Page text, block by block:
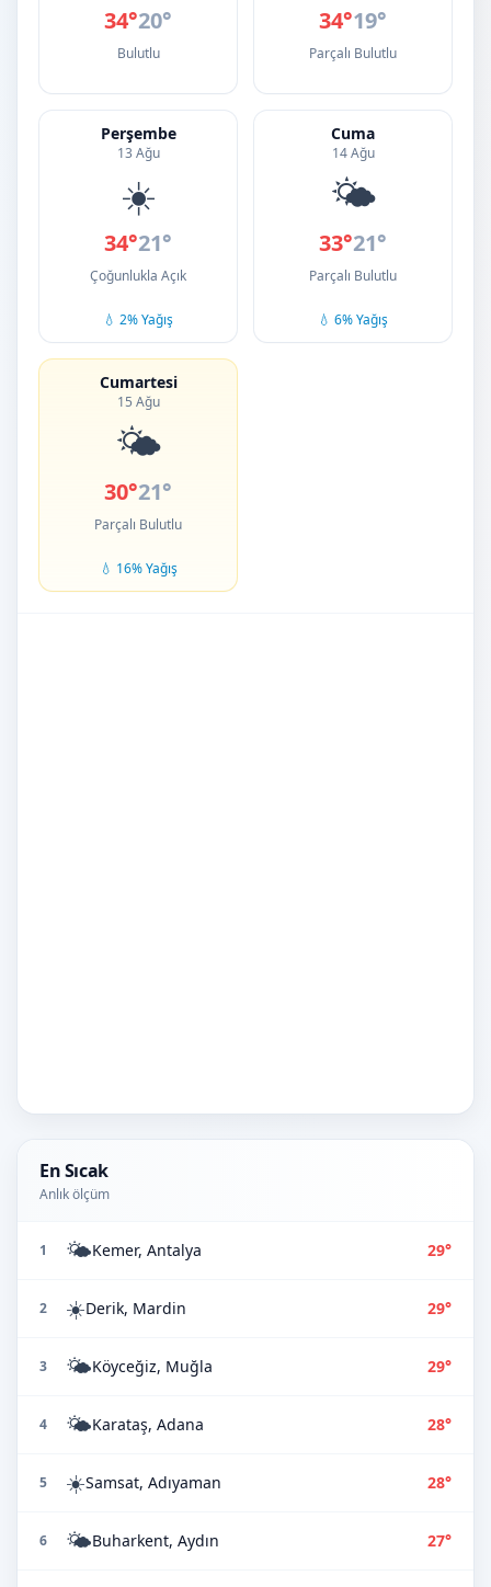
34°20°
Bulutlu
34°19°
Parçalı Bulutlu
Perşembe
13 Ağu
☀️
34°21°
Çoğunlukla Açık
💧 2% Yağış
Cuma
14 Ağu
🌤️
33°21°
Parçalı Bulutlu
💧 6% Yağış
Cumartesi
15 Ağu
🌤️
30°21°
Parçalı Bulutlu
💧 16% Yağış
En Sıcak
Anlık ölçüm
1 🌤️Kemer, Antalya 29°
2 ☀️Derik, Mardin 29°
3 🌤️Köyceğiz, Muğla 29°
4 🌤️Karataş, Adana 28°
5 ☀️Samsat, Adıyaman 28°
6 🌤️Buharkent, Aydın 27°